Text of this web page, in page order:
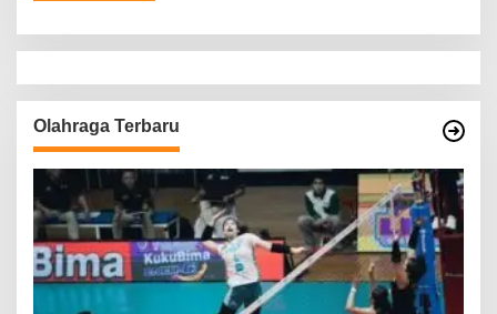
Olahraga Terbaru